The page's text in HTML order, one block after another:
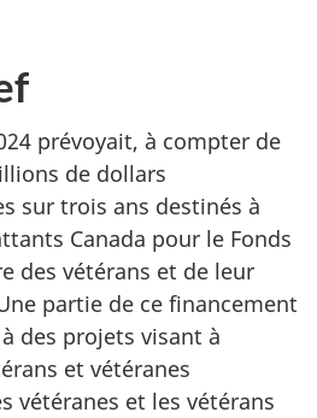
prévoyait, à compter de
de dollars
sur trois ans destinés à
Canada pour le Fonds
des vétérans et de leur
partie de ce financement
des projets visant à
et vétéranes
vétéranes et les vétérans